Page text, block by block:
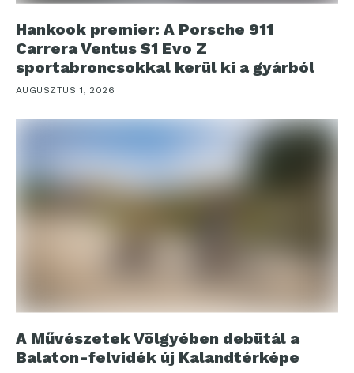
Hankook premier: A Porsche 911
Carrera Ventus S1 Evo Z
sportabroncsokkal kerül ki a gyárból
AUGUSZTUS 1, 2026
A Művészetek Völgyében debütál a
Balaton-felvidék új Kalandtérképe